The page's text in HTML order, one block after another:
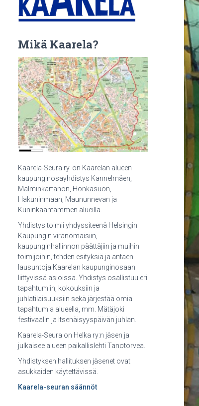
Mikä Kaarela?
Kaarela-Seura ry. on Kaarelan alueen
kaupunginosayhdistys Kannelmäen,
Malminkartanon, Honkasuon,
Hakuninmaan, Maununnevan ja
Kuninkaantammen alueilla.
Yhdistys toimii yhdyssiteenä Helsingin
Kaupungin viranomaisiin,
kaupunginhallinnon päättäjiin ja muihin
toimijoihin, tehden esityksiä ja antaen
lausuntoja Kaarelan kaupunginosaan
liittyvissä asioissa. Yhdistys osallistuu eri
tapahtumiin, kokouksiin ja
juhlatilaisuuksiin sekä järjestää omia
tapahtumia alueella, mm. Mätäjoki
festivaalin ja Itsenäisyyspäivän juhlan.
Kaarela-Seura on Helka ry:n jäsen ja
julkaisee alueen paikallislehti Tanotorvea.
Yhdistyksen hallituksen jäsenet ovat
asukkaiden käytettävissä.
Kaarela-seuran säännöt